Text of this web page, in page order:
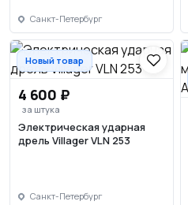
Санкт-Петербург
Новый товар
4 600 ₽
за штука
Электрическая ударная
дрель Villager VLN 253
Санкт-Петербург